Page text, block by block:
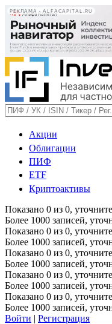
РЕКЛАМА • ALFACAPITAL.RU
Акции
Облигации
ПИФ
ETF
Криптоактивы
Показано 0 из 0,
Более 1000 записей,
Показано 0 из 0,
Более 1000 записей,
Показано 0 из 0,
Более 1000 записей,
Показано 0 из 0,
Более 1000 записей,
Показано 0 из 0,
Более 1000 записей,
Войти | Регистрация